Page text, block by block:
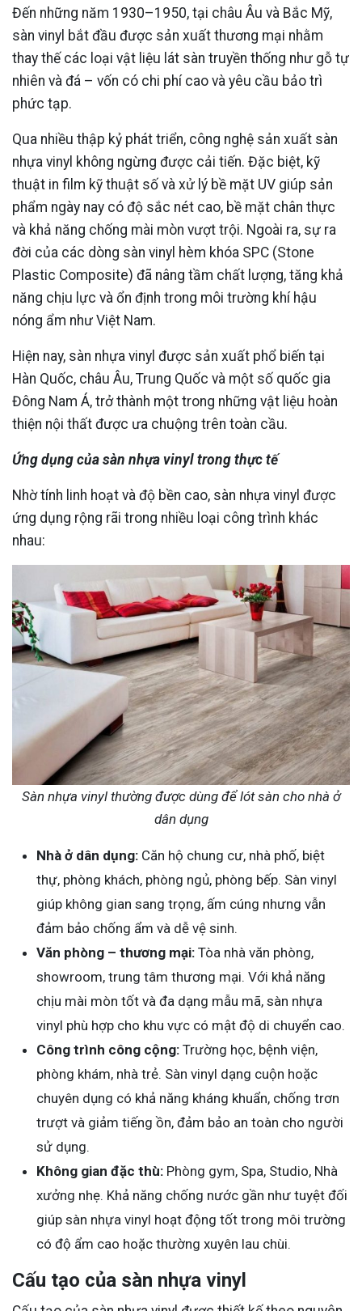
Đến những năm 1930–1950, tại châu Âu và Bắc Mỹ,
sàn vinyl bắt đầu được sản xuất thương mại nhằm
thay thế các loại vật liệu lát sàn truyền thống như gỗ tự
nhiên và đá – vốn có chi phí cao và yêu cầu bảo trì
phức tạp.
Qua nhiều thập kỷ phát triển, công nghệ sản xuất sàn
nhựa vinyl không ngừng được cải tiến. Đặc biệt, kỹ
thuật in film kỹ thuật số và xử lý bề mặt UV giúp sản
phẩm ngày nay có độ sắc nét cao, bề mặt chân thực
và khả năng chống mài mòn vượt trội. Ngoài ra, sự ra
đời của các dòng sàn vinyl hèm khóa SPC (Stone
Plastic Composite) đã nâng tầm chất lượng, tăng khả
năng chịu lực và ổn định trong môi trường khí hậu
nóng ẩm như Việt Nam.
Hiện nay, sàn nhựa vinyl được sản xuất phổ biến tại
Hàn Quốc, châu Âu, Trung Quốc và một số quốc gia
Đông Nam Á, trở thành một trong những vật liệu hoàn
thiện nội thất được ưa chuộng trên toàn cầu.
Ứng dụng của sàn nhựa vinyl trong thực tế
Nhờ tính linh hoạt và độ bền cao, sàn nhựa vinyl được
ứng dụng rộng rãi trong nhiều loại công trình khác
nhau:
Sàn nhựa vinyl thường được dùng để lót sàn cho nhà ở
dân dụng
Nhà ở dân dụng: Căn hộ chung cư, nhà phố, biệt
thự, phòng khách, phòng ngủ, phòng bếp. Sàn vinyl
giúp không gian sang trọng, ấm cúng nhưng vẫn
đảm bảo chống ẩm và dễ vệ sinh.
Văn phòng – thương mại: Tòa nhà văn phòng,
showroom, trung tâm thương mại. Với khả năng
chịu mài mòn tốt và đa dạng mẫu mã, sàn nhựa
vinyl phù hợp cho khu vực có mật độ di chuyển cao.
Công trình công cộng: Trường học, bệnh viện,
phòng khám, nhà trẻ. Sàn vinyl dạng cuộn hoặc
chuyên dụng có khả năng kháng khuẩn, chống trơn
trượt và giảm tiếng ồn, đảm bảo an toàn cho người
sử dụng.
Không gian đặc thù: Phòng gym, Spa, Studio, Nhà
xưởng nhẹ. Khả năng chống nước gần như tuyệt đối
giúp sàn nhựa vinyl hoạt động tốt trong môi trường
có độ ẩm cao hoặc thường xuyên lau chùi.
Cấu tạo của sàn nhựa vinyl